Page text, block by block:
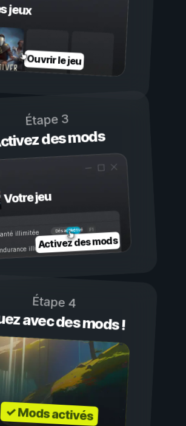
jeux
Ouvrir le jeu
Étape 3
des mods
Votre jeu
Activé
Désactivé
illimitée
illimitée
Activez des mods
Étape 4
avec des mods !
✓ Mods activés